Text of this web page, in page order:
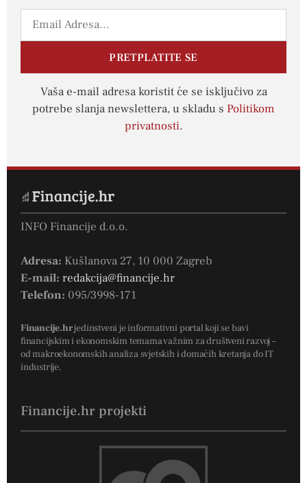
PRETPLATITE SE
Vaša e-mail adresa koristit će se isključivo za
potrebe slanja newslettera, u skladu s Politikom
privatnosti.
INFO Financije d.o.o.
Adresa: Kušlanova 27, 10 000 Zagreb
E-mail: redakcija@financije.hr
Telefon: 095/3998-171
Financije.hrjedinstveni je informativni portal koji se bavi
financijskim i ekonomskim temama važnim za društveni razvoj –
od makroekonomskih analiza svjetskih i domaćih kretanja do IT
industrije.
Financije.hr projekti